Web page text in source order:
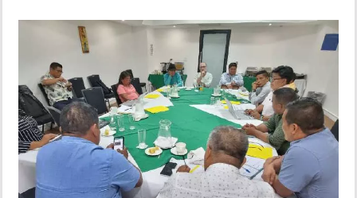
INSÓLITAS
MULTIMEDIA
IMPRESO